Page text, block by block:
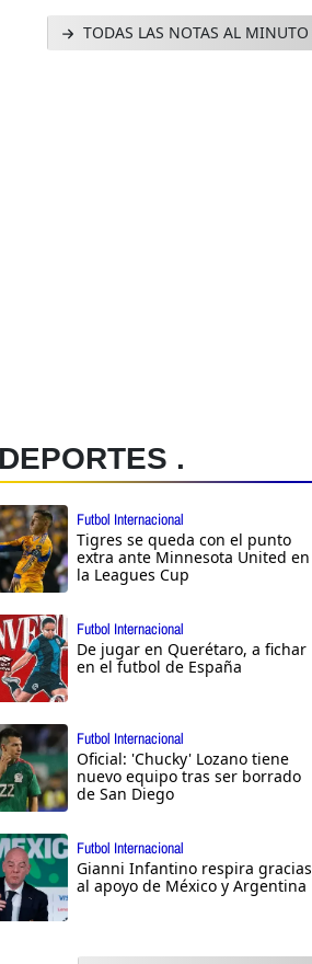
TODAS LAS NOTAS AL MINUTO
DEPORTES .
Futbol Internacional
Tigres se queda con el punto
extra ante Minnesota United en
la Leagues Cup
Futbol Internacional
De jugar en Querétaro, a fichar
en el futbol de España
Futbol Internacional
Oficial: 'Chucky' Lozano tiene
nuevo equipo tras ser borrado
de San Diego
Futbol Internacional
Gianni Infantino respira gracias
al apoyo de México y Argentina